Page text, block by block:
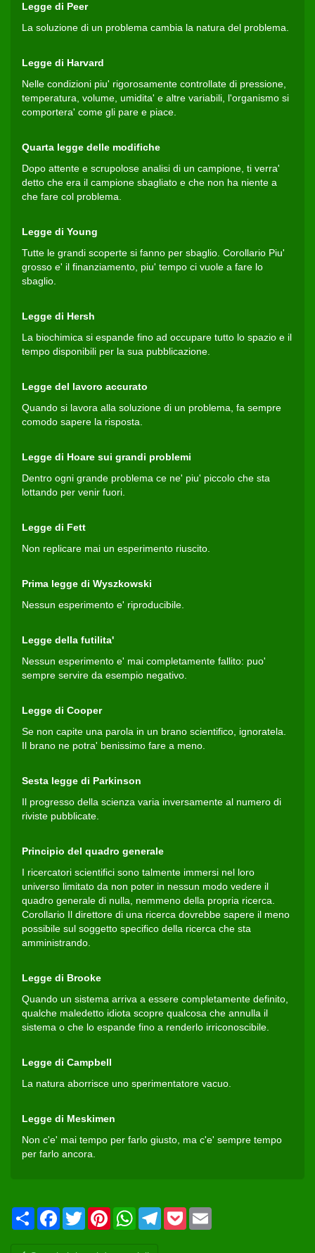
Legge di Peer
La soluzione di un problema cambia la natura del problema.
Legge di Harvard
Nelle condizioni piu' rigorosamente controllate di pressione,
temperatura, volume, umidita' e altre variabili, l'organismo si
comportera' come gli pare e piace.
Quarta legge delle modifiche
Dopo attente e scrupolose analisi di un campione, ti verra'
detto che era il campione sbagliato e che non ha niente a
che fare col problema.
Legge di Young
Tutte le grandi scoperte si fanno per sbaglio. Corollario Piu'
grosso e' il finanziamento, piu' tempo ci vuole a fare lo
sbaglio.
Legge di Hersh
La biochimica si espande fino ad occupare tutto lo spazio e il
tempo disponibili per la sua pubblicazione.
Legge del lavoro accurato
Quando si lavora alla soluzione di un problema, fa sempre
comodo sapere la risposta.
Legge di Hoare sui grandi problemi
Dentro ogni grande problema ce ne' piu' piccolo che sta
lottando per venir fuori.
Legge di Fett
Non replicare mai un esperimento riuscito.
Prima legge di Wyszkowski
Nessun esperimento e' riproducibile.
Legge della futilita'
Nessun esperimento e' mai completamente fallito: puo'
sempre servire da esempio negativo.
Legge di Cooper
Se non capite una parola in un brano scientifico, ignoratela.
Il brano ne potra' benissimo fare a meno.
Sesta legge di Parkinson
Il progresso della scienza varia inversamente al numero di
riviste pubblicate.
Principio del quadro generale
I ricercatori scientifici sono talmente immersi nel loro
universo limitato da non poter in nessun modo vedere il
quadro generale di nulla, nemmeno della propria ricerca.
Corollario Il direttore di una ricerca dovrebbe sapere il meno
possibile sul soggetto specifico della ricerca che sta
amministrando.
Legge di Brooke
Quando un sistema arriva a essere completamente definito,
qualche maledetto idiota scopre qualcosa che annulla il
sistema o che lo espande fino a renderlo irriconoscibile.
Legge di Campbell
La natura aborrisce uno sperimentatore vacuo.
Legge di Meskimen
Non c'e' mai tempo per farlo giusto, ma c'e' sempre tempo
per farlo ancora.
CondividiFacebook
Twitter PinterestWhatsAppTelegram
Pocket